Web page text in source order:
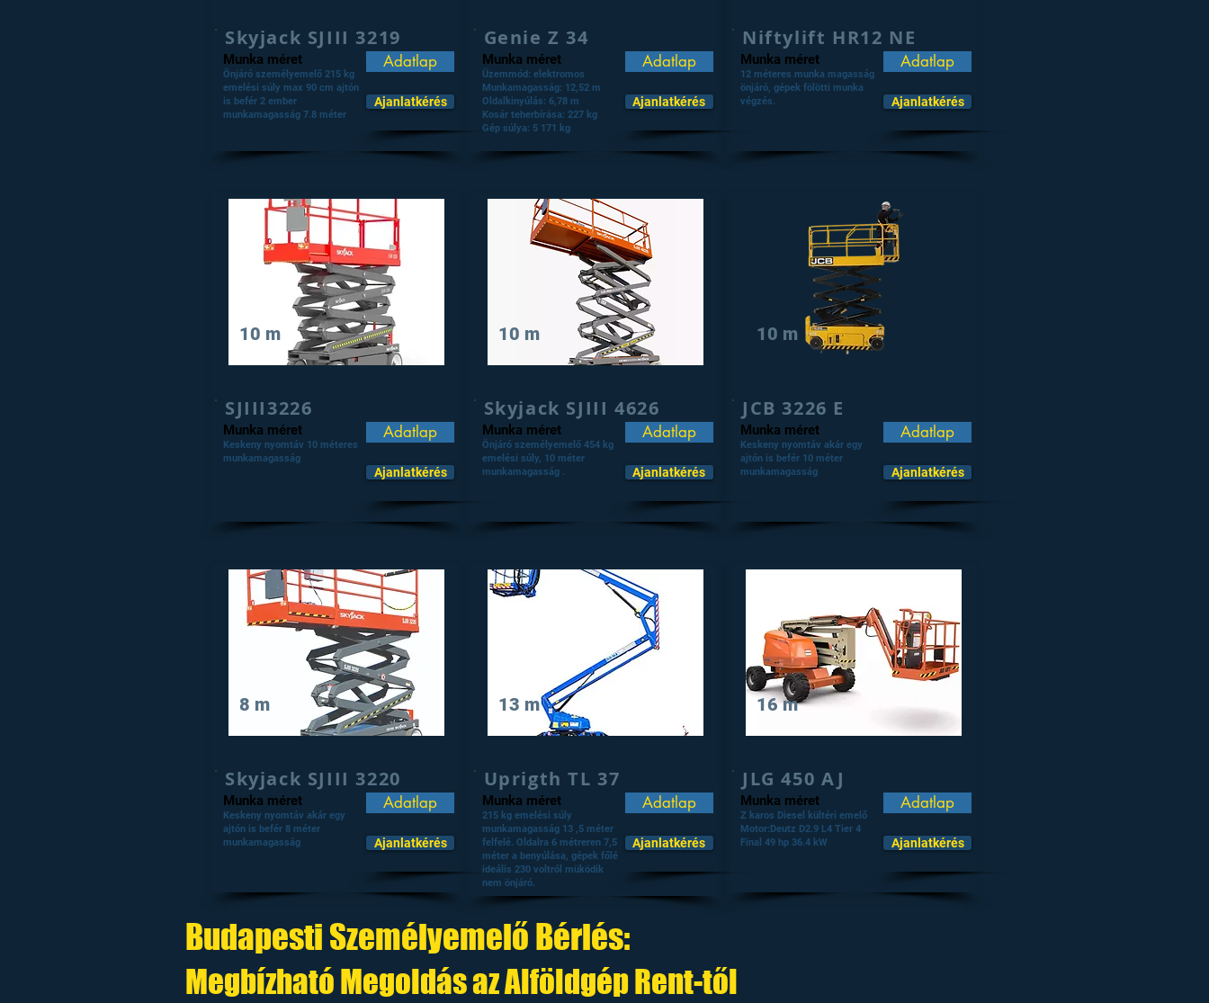
Skyjack SJIII 3219
Munka méret
Önjáró személyemelő 215 kg
emelési súly max 90 cm ajtón
is befér 2 ember
munkamagasság 7.8 méter
Adatlap
Ajanlatkérés
10 m
SJIII3226
Munka méret
Keskeny nyomtáv 10 méteres
munkamagasság
Adatlap
Ajanlatkérés
8 m
Skyjack SJIII 3220
Munka méret
Keskeny nyomtáv akár egy
ajtón is befér 8 méter
munkamagasság
Adatlap
Ajanlatkérés
Genie Z 34
Munka méret
Üzemmód: elektromos
Munkamagasság: 12,52 m
Oldalkinyúlás: 6,78 m
Kosár teherbírása: 227 kg
Gép súlya: 5 171 kg
Adatlap
Ajanlatkérés
10 m
Skyjack SJIII 4626
Munka méret
Önjáró személyemelő 454 kg
emelési súly, 10 méter
munkamagasság .
Adatlap
Ajanlatkérés
13 m
Uprigth TL 37
Munka méret
215 kg emelési súly
munkamagasság 13 ,5 méter
felfelé. Oldalra 6 métreren 7,5
méter a benyúlása, gépek főlé
ideális 230 voltról müködik
nem önjáró.
Adatlap
Ajanlatkérés
Niftylift HR12 NE
Munka méret
12 méteres munka magasság
önjáró, gépek fölötti munka
végzés.
Adatlap
Ajanlatkérés
10 m
JCB 3226 E
Munka méret
Keskeny nyomtáv akár egy
ajtón is befér 10 méter
munkamagasság
Adatlap
Ajanlatkérés
16 m
JLG 450 AJ
Munka méret
Z karos Diesel kültéri emelő
Motor:Deutz D2.9 L4 Tier 4
Final 49 hp 36.4 kW
Adatlap
Ajanlatkérés
Budapesti Személyemelő Bérlés:
Megbízható Megoldás az Alföldgép Rent-től